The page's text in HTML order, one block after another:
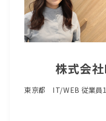
株式会
東京都 IT/WEB 従業員